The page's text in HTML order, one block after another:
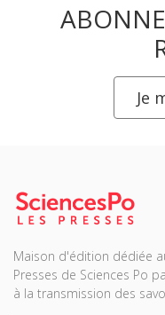
Je
Maison d'édition dédiée
Presses de Sciences Po
à la transmission des